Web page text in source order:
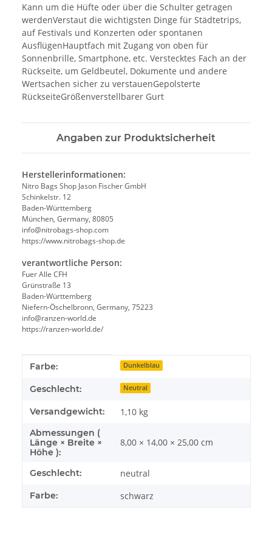
Kann um die Hüfte oder über die Schulter getragen
werdenVerstaut die wichtigsten Dinge für Städtetrips,
auf Festivals und Konzerten oder spontanen
AusflügenHauptfach mit Zugang von oben für
Sonnenbrille, Smartphone, etc. Verstecktes Fach an der
Rückseite, um Geldbeutel, Dokumente und andere
Wertsachen sicher zu verstauenGepolsterte
RückseiteGrößenverstellbarer Gurt
Angaben zur Produktsicherheit
Herstellerinformationen:
Nitro Bags Shop Jason Fischer GmbH
Schinkelstr. 12
Baden-Württemberg
München, Germany, 80805
info@nitrobags-shop.com
https://www.nitrobags-shop.de
verantwortliche Person:
Fuer Alle CFH
Grünstraße 13
Baden-Württemberg
Niefern-Öschelbronn, Germany, 75223
info@ranzen-world.de
https://ranzen-world.de/
Produkteigenschaft
Wert
Farbe: Dunkelblau
Geschlecht: Neutral
Versandgewicht: 1,10 kg
Abmessungen (
Länge × Breite ×
Höhe ):
8,00 × 14,00 × 25,00 cm
Geschlecht: neutral
Farbe: schwarz